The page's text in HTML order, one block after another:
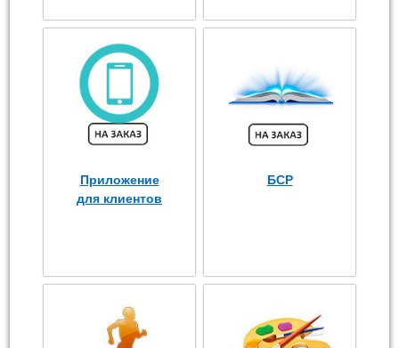
Приложение
для клиентов
БСР